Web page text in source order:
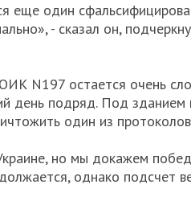
один
- сказал он,
N197 остается очень
день подряд. Под
один из
но мы докажем
однако подсчет